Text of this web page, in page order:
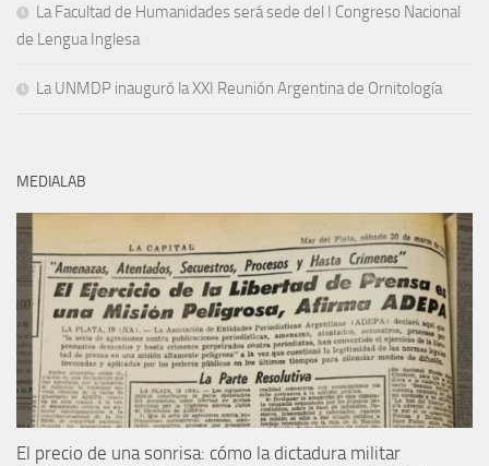
La Facultad de Humanidades será sede del I Congreso Nacional
de Lengua Inglesa
La UNMDP inauguró la XXI Reunión Argentina de Ornitología
MEDIALAB
El precio de una sonrisa: cómo la dictadura militar